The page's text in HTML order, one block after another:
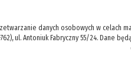
danych osobowych w celach
ul. Antoniuk Fabryczny 55/24. Dane